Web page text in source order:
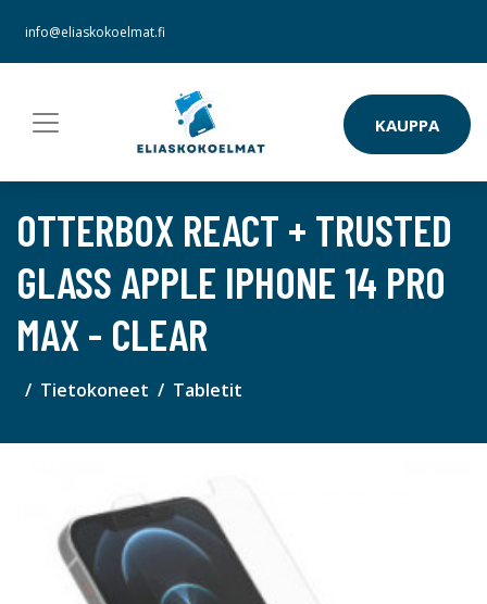
info@eliaskokoelmat.fi
KAUPPA
OTTERBOX REACT + TRUSTED
GLASS APPLE IPHONE 14 PRO
MAX - CLEAR
Tietokoneet Tabletit